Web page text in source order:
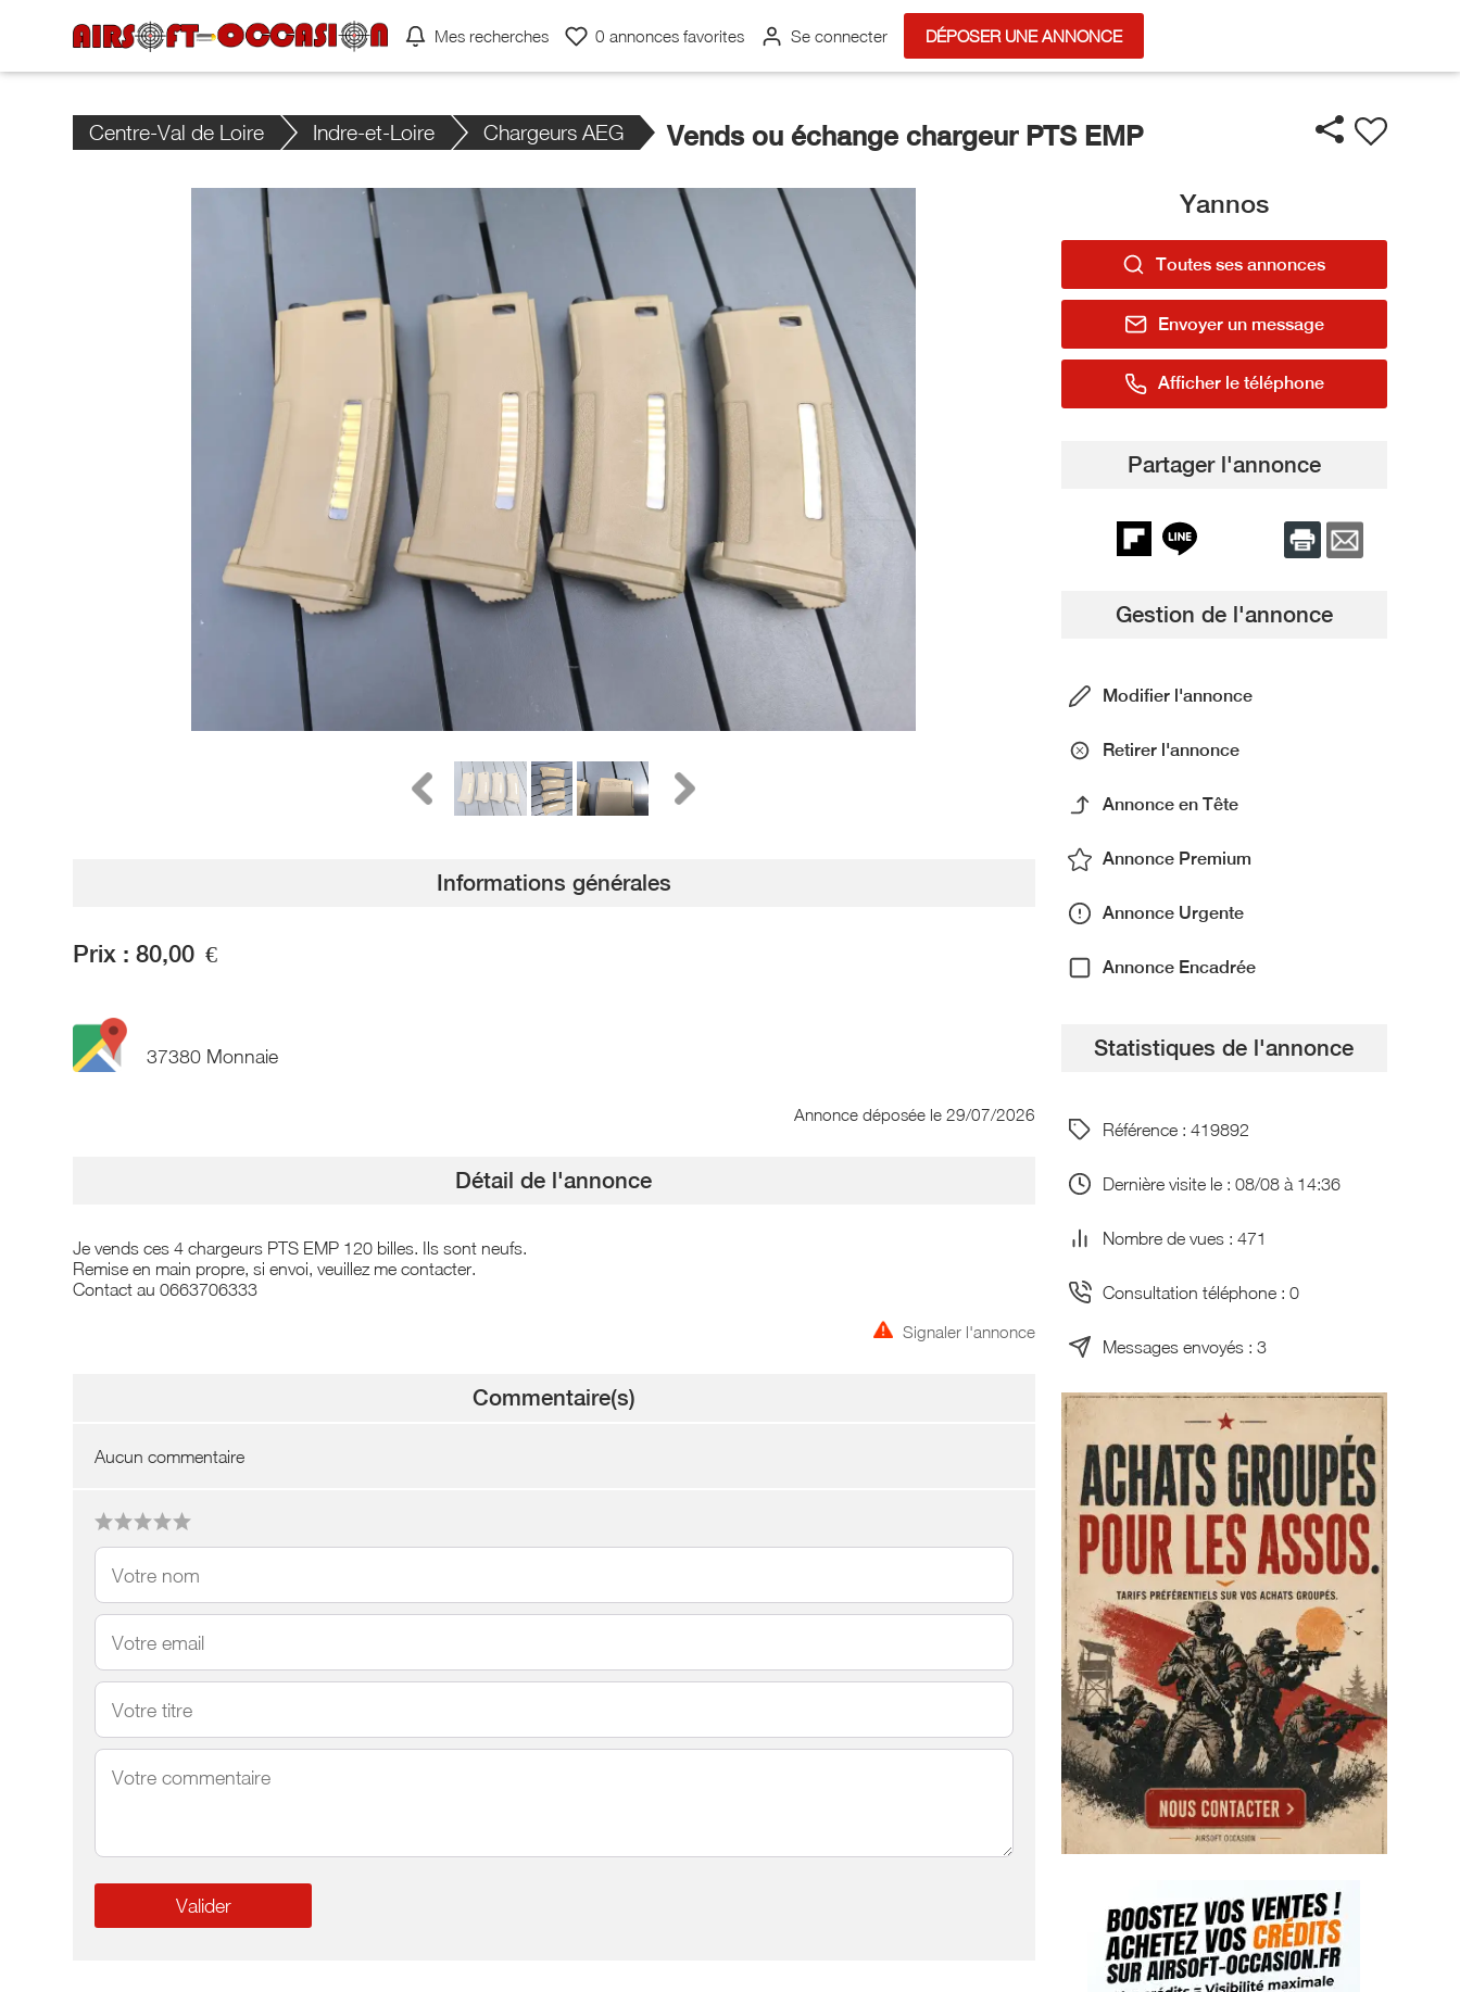
Mes recherches 0 annonces favorites Se connecter DÉPOSER UNE ANNONCE
Centre-Val de Loire Indre-et-Loire Chargeurs AEG Vends ou échange chargeur PTS EMP
Informations générales
Prix : 80,00 €
37380 Monnaie
Annonce déposée le 29/07/2026
Détail de l'annonce
Je vends ces 4 chargeurs PTS EMP 120 billes. Ils sont neufs.
Remise en main propre, si envoi, veuillez me contacter.
Contact au 0663706333
Signaler l'annonce
Commentaire(s)
Aucun commentaire
Yannos
Toutes ses annonces
Envoyer un message
Afficher le téléphone
Partager l'annonce
Gestion de l'annonce
Modifier l'annonce
Retirer l'annonce
Annonce en Tête
Annonce Premium
Annonce Urgente
Annonce Encadrée
Statistiques de l'annonce
Référence : 419892
Dernière visite le : 08/08 à 14:36
Nombre de vues : 471
Consultation téléphone : 0
Messages envoyés : 3